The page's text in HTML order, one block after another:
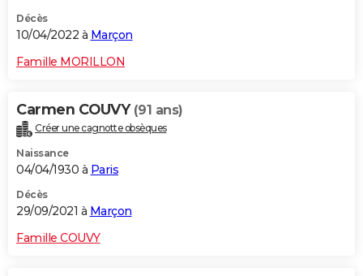
Décès
10/04/2022 à Marçon
Famille MORILLON
Carmen COUVY (91 ans)
Créer une cagnotte obsèques
Naissance
04/04/1930 à Paris
Décès
29/09/2021 à Marçon
Famille COUVY